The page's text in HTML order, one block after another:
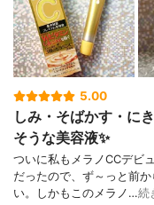
5.00
しみ・そばかす・に
そうな美容液✨
ついに私もメラノCCデビ
だったので、ず～っと前
い。しかもこのメラノ…続